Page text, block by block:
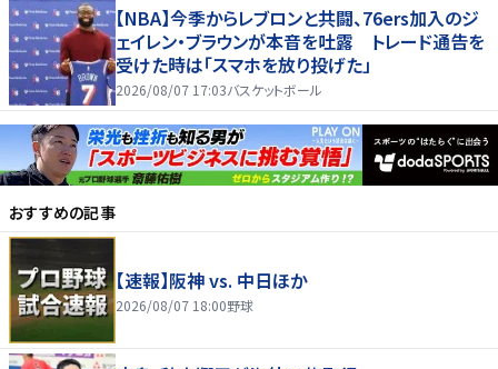
【NBA】今季からレブロンと共闘、76ers加入のジ
ェイレン・ブラウンが本音を吐露 トレード通告を
受けた時は「スマホを放り投げた」
2026/08/07 17:03バスケットボール
おすすめの記事
【速報】阪神 vs. 中日ほか
2026/08/07 18:00野球